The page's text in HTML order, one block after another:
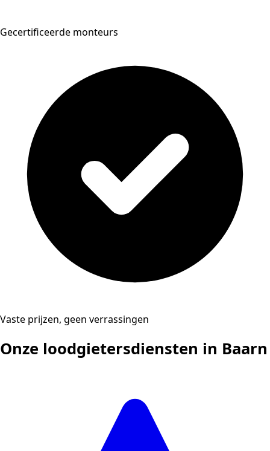
Gecertificeerde monteurs
Vaste prijzen, geen verrassingen
Onze loodgietersdiensten in Baarn